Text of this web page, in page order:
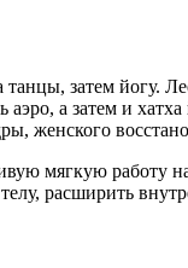
танцы, затем йогу.
аэро, а затем и
женского
мягкую работу
расширить